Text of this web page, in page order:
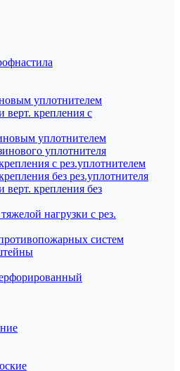
уплотнителем
верт. крепления с
уплотнителем
уплотнителя
с рез.уплотнителем
без рез.уплотнителя
верт. крепления без
нагрузки с рез.
систем